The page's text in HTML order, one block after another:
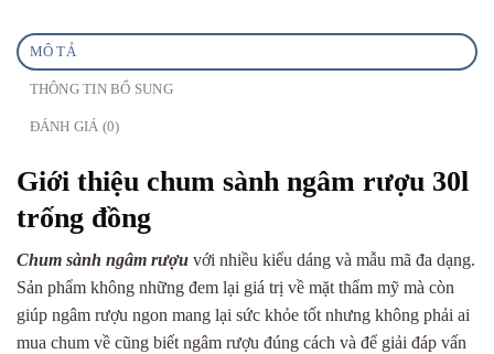
MÔ TẢ
THÔNG TIN BỔ SUNG
ĐÁNH GIÁ (0)
Giới thiệu chum sành ngâm rượu 30l
trống đồng
Chum sành ngâm rượu với nhiều kiểu dáng và mẫu mã đa dạng.
Sản phẩm không những đem lại giá trị về mặt thẩm mỹ mà còn
giúp ngâm rượu ngon mang lại sức khỏe tốt nhưng không phải ai
mua chum về cũng biết ngâm rượu đúng cách và để giải đáp vấn